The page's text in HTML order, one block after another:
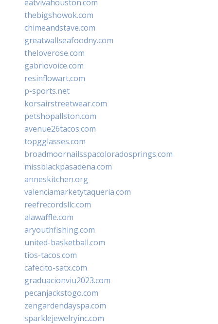
eatvivahouston.com
thebigshowok.com
chimeandstave.com
greatwallseafoodny.com
theloverose.com
gabriovoice.com
resinflowart.com
p-sports.net
korsairstreetwear.com
petshopallston.com
avenue26tacos.com
topgglasses.com
broadmoornailsspacoloradosprings.com
missblackpasadena.com
anneskitchen.org
valenciamarketytaqueria.com
reefrecordsllc.com
alawaffle.com
aryouthfishing.com
united-basketball.com
tios-tacos.com
cafecito-satx.com
graduacionviu2023.com
pecanjackstogo.com
zengardendayspa.com
sparklejewelryinc.com